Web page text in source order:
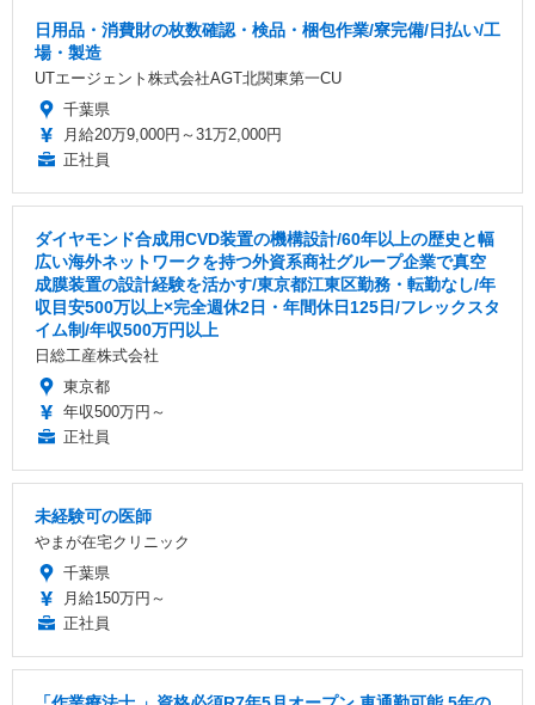
日用品・消費財の枚数確認・検品・梱包作業/寮完備/日払い/工
場・製造
UTエージェント株式会社AGT北関東第一CU
千葉県
月給20万9,000円～31万2,000円
正社員
ダイヤモンド合成用CVD装置の機構設計/60年以上の歴史と幅
広い海外ネットワークを持つ外資系商社グループ企業で真空
成膜装置の設計経験を活かす/東京都江東区勤務・転勤なし/年
収目安500万以上×完全週休2日・年間休日125日/フレックスタ
イム制/年収500万円以上
日総工産株式会社
東京都
年収500万円～
正社員
未経験可の医師
やまが在宅クリニック
千葉県
月給150万円～
正社員